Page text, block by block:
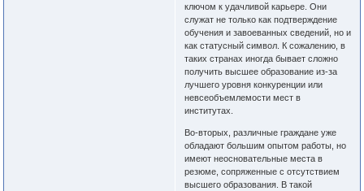
ключом к удачливой карьере. Они
служат не только как подтверждение
обучения и завоеванных сведений, но и
как статусный символ. К сожалению, в
таких странах иногда бывает сложно
получить высшее образование из-за
лучшего уровня конкуренции или
невсеобъемлемости мест в
институтах.
Во-вторых, различные граждане уже
обладают большим опытом работы, но
имеют неосновательные места в
резюме, сопряженные с отсутствием
высшего образования. В такой